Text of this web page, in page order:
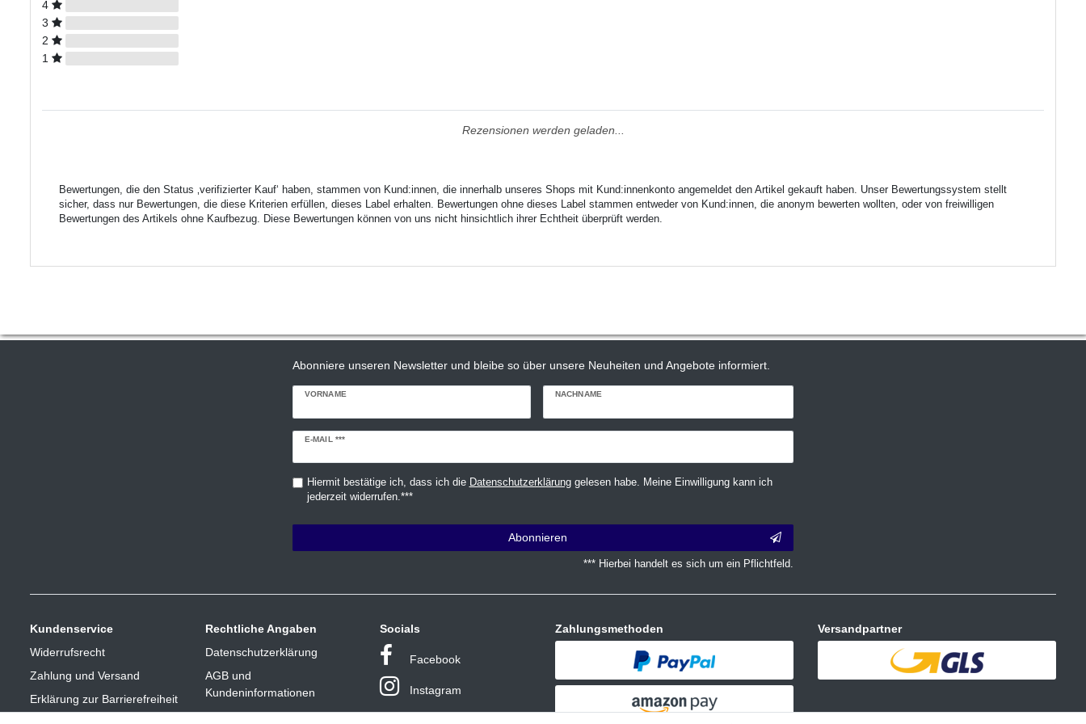
4
3
2
1
Rezensionen werden geladen...
Bewertungen, die den Status ‚verifizierter Kauf‘ haben, stammen von Kund:innen, die innerhalb unseres Shops mit Kund:innenkonto angemeldet den Artikel gekauft haben. Unser Bewertungssystem stellt
sicher, dass nur Bewertungen, die diese Kriterien erfüllen, dieses Label erhalten. Bewertungen ohne dieses Label stammen entweder von Kund:innen, die anonym bewerten wollten, oder von freiwilligen
Bewertungen des Artikels ohne Kaufbezug. Diese Bewertungen können von uns nicht hinsichtlich ihrer Echtheit überprüft werden.
Abonniere unseren Newsletter und bleibe so über unsere Neuheiten und Angebote informiert.
VORNAME NACHNAME
E-MAIL ***
Newsletter
Hiermit bestätige ich, dass ich die Daten­schutz­erklärunggelesen habe. Meine Einwilligung kann ich
jederzeit widerrufen.***
Abonnieren
*** Hierbei handelt es sich um ein Pflichtfeld.
Kundenservice
Widerrufsrecht
Zahlung und Versand
Erklärung zur Barrierefreiheit
Rechtliche Angaben
Datenschutzerklärung
AGB und
Kundeninformationen
Impressum
Socials
Facebook
Instagram
Zahlungsmethoden Versandpartner